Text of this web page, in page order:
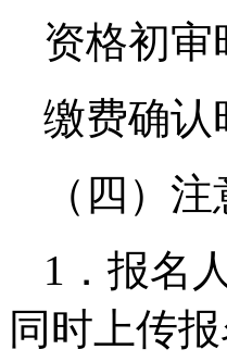
资格初审
缴费确认
（四）
1．报名
同时上传